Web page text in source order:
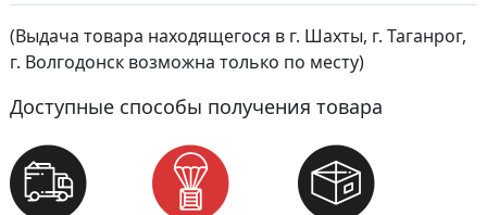
(Выдача товара находящегося в г. Шахты, г. Таганрог,
г. Волгодонск возможна только по месту)
Доступные способы получения товара